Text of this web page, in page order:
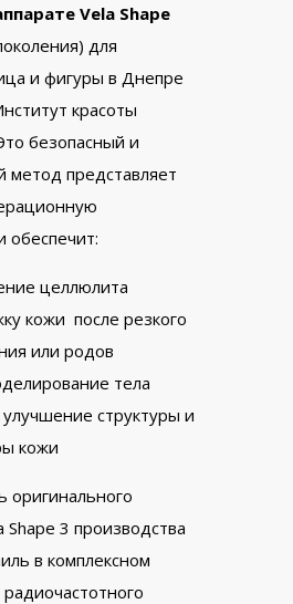
Vela Shape
для
и фигуры в Днепре
красоты
безопасный и
метод представляет
обеспечит:
целлюлита
кожи после резкого
или родов
тела
структуры и
кожи
оригинального
Shape 3 производства
в комплексном